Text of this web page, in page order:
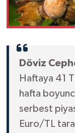
Döviz
Haftaya 41
hafta
serbest
Euro/TL